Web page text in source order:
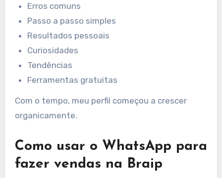
Erros comuns
Passo a passo simples
Resultados pessoais
Curiosidades
Tendências
Ferramentas gratuitas
Com o tempo, meu perfil começou a crescer
organicamente.
Como usar o WhatsApp para
fazer vendas na Braip